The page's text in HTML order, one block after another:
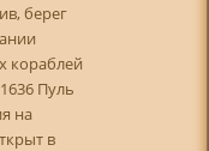
берег
кораблей
Пуль
на
в